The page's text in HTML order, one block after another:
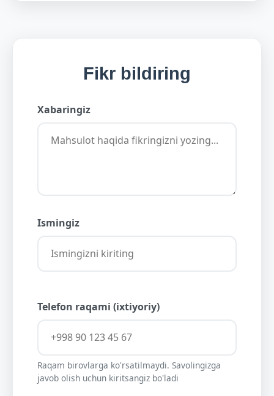
Fikr bildiring
Xabaringiz
Ismingiz
Telefon raqami (ixtiyoriy)
Raqam birovlarga ko'rsatilmaydi. Savolingizga
javob olish uchun kiritsangiz bo'ladi